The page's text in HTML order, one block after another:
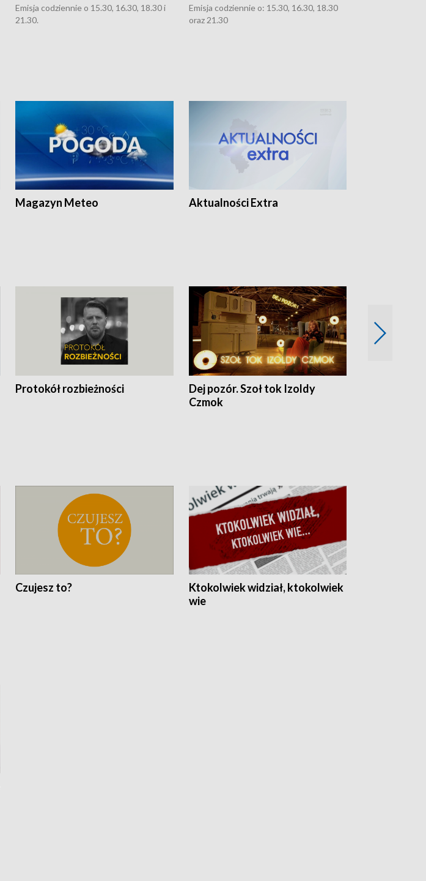
Emisja codziennie o 15.30, 16.30, 18.30 i
21.30.
Emisja codziennie o: 15.30, 16.30, 18.30
oraz 21.30
Magazyn Meteo Aktualności Extra
Protokół rozbieżności
Dej pozór. Szoł tok Izoldy
Czmok
Czujesz to?
Ktokolwiek widział, ktokolwiek
wie